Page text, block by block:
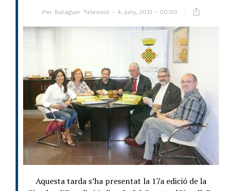
Per Balaguer Televisió 4, juny, 2012 - 00:00
Aquesta tarda s’ha presentat la 17a edició de la